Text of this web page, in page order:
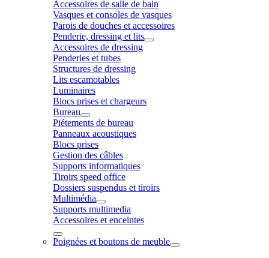
Accessoires de salle de bain
Vasques et consoles de vasques
Parois de douches et accessoires
Penderie, dressing et lits
Accessoires de dressing
Penderies et tubes
Structures de dressing
Lits escamotables
Luminaires
Blocs prises et chargeurs
Bureau
Piétements de bureau
Panneaux acoustiques
Blocs prises
Gestion des câbles
Supports informatiques
Tiroirs speed office
Dossiers suspendus et tiroirs
Multimédia
Supports multimedia
Accessoires et enceintes
Poignées et boutons de meuble